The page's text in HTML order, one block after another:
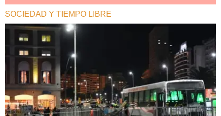
SOCIEDAD Y TIEMPO LIBRE